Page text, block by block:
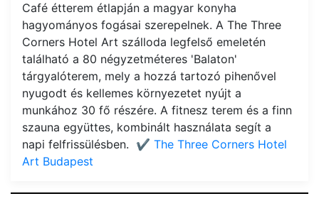
Café étterem étlapján a magyar konyha
hagyományos fogásai szerepelnek. A The Three
Corners Hotel Art szálloda legfelső emeletén
található a 80 négyzetméteres 'Balaton'
tárgyalóterem, mely a hozzá tartozó pihenővel
nyugodt és kellemes környezetet nyújt a
munkához 30 fő részére. A fitnesz terem és a finn
szauna együttes, kombinált használata segít a
napi felfrissülésben. ✔️ The Three Corners Hotel
Art Budapest